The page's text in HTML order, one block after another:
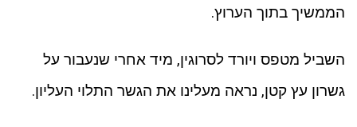
הממשיך בתוך הערוץ.
השביל מטפס ויורד לסרוגין, מיד אחרי שנעבור על
גשרון עץ קטן, נראה מעלינו את הגשר התלוי העליון.